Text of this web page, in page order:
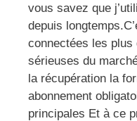
vous savez que
depuis
connectées les
sérieuses du
la récupération la
abonnement
principales Et à ce